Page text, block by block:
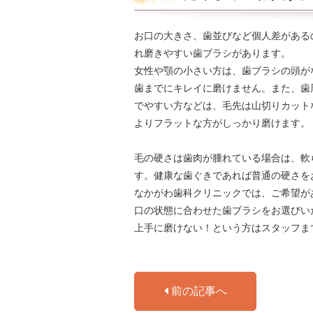
お口の大きさ、歯並びなど個人差があ
れ磨きやすい歯ブラシがあります。
女性や顎の小さい方は、歯ブラシの頭
歯までにキレイに磨けません。また、
でやすい方などは、毛先は山切りカッ
よりフラットな方がしっかり磨けます。
毛の硬さは歯肉が腫れている場合は、
す。健康な歯ぐきであれば普通の硬さ
なかがわ歯科クリニックでは、ご希望
口の状態に合わせた歯ブラシをお選び
上手に磨けない！という方はスタッフま
前の記事へ